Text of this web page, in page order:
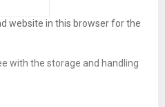
website in this browser for the
with the storage and handling